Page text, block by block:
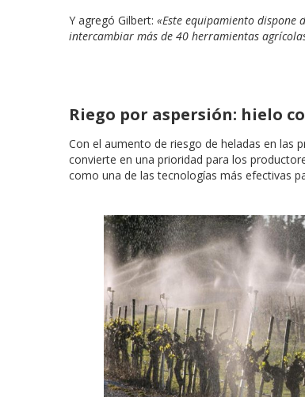
Y agregó Gilbert: «Este equipamiento dispone
intercambiar más de 40 herramientas
Riego por aspersión: hielo
Con el aumento de riesgo de heladas en las
convierte en una prioridad para los
como una de las tecnologías más efectivas